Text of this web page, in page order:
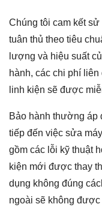
Chúng tôi cam kết
tuân thủ theo tiêu
lượng và hiệu suất
hành, các chi phí
linh kiện sẽ được
Bảo hành thường áp
tiếp đến việc sửa
gồm các lỗi kỹ thuật
kiện mới được thay
dụng không đúng
ngoài sẽ không được